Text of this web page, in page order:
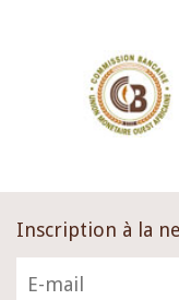
Inscription à la